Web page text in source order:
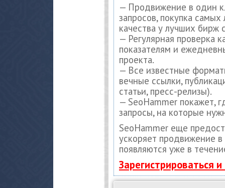
— Продвижение в один
запросов, покупка
качества у лучших бирж
— Регулярная проверка
показателям и
проекта.
— Все известные
вечные ссылки,
статьи, пресс-релизы).
— SeoHammer покажет,
запросы, на которые
SeoHammer еще
ускоряет продвижение в
появляются уже в
Зарегистрироваться